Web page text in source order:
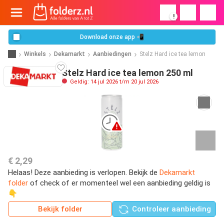
!
Download onze app 📲
Winkels Dekamarkt Aanbiedingen Stelz Hard ice tea lemon
Stelz Hard ice tea lemon 250 ml
Geldig: 14 jul 2026 t/m 20 jul 2026
€ 2,29
Helaas! Deze aanbieding is verlopen. Bekijk de Dekamarkt
folder of check of er momenteel wel een aanbieding geldig is
👇
Bekijk folder
Controleer aanbieding